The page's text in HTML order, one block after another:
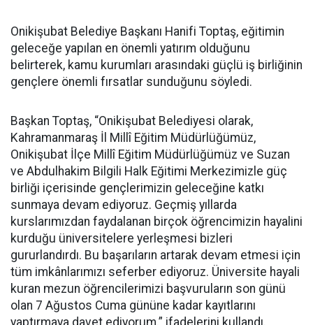
Onikişubat Belediye Başkanı Hanifi Toptaş, eğitimin
geleceğe yapılan en önemli yatırım olduğunu
belirterek, kamu kurumları arasındaki güçlü iş birliğinin
gençlere önemli fırsatlar sunduğunu söyledi.
Başkan Toptaş, “Onikişubat Belediyesi olarak,
Kahramanmaraş İl Millî Eğitim Müdürlüğümüz,
Onikişubat İlçe Millî Eğitim Müdürlüğümüz ve Suzan
ve Abdulhakim Bilgili Halk Eğitimi Merkezimizle güç
birliği içerisinde gençlerimizin geleceğine katkı
sunmaya devam ediyoruz. Geçmiş yıllarda
kurslarımızdan faydalanan birçok öğrencimizin hayalini
kurduğu üniversitelere yerleşmesi bizleri
gururlandırdı. Bu başarıların artarak devam etmesi için
tüm imkânlarımızı seferber ediyoruz. Üniversite hayali
kuran mezun öğrencilerimizi başvuruların son günü
olan 7 Ağustos Cuma gününe kadar kayıtlarını
yaptırmaya davet ediyorum.” ifadelerini kullandı.